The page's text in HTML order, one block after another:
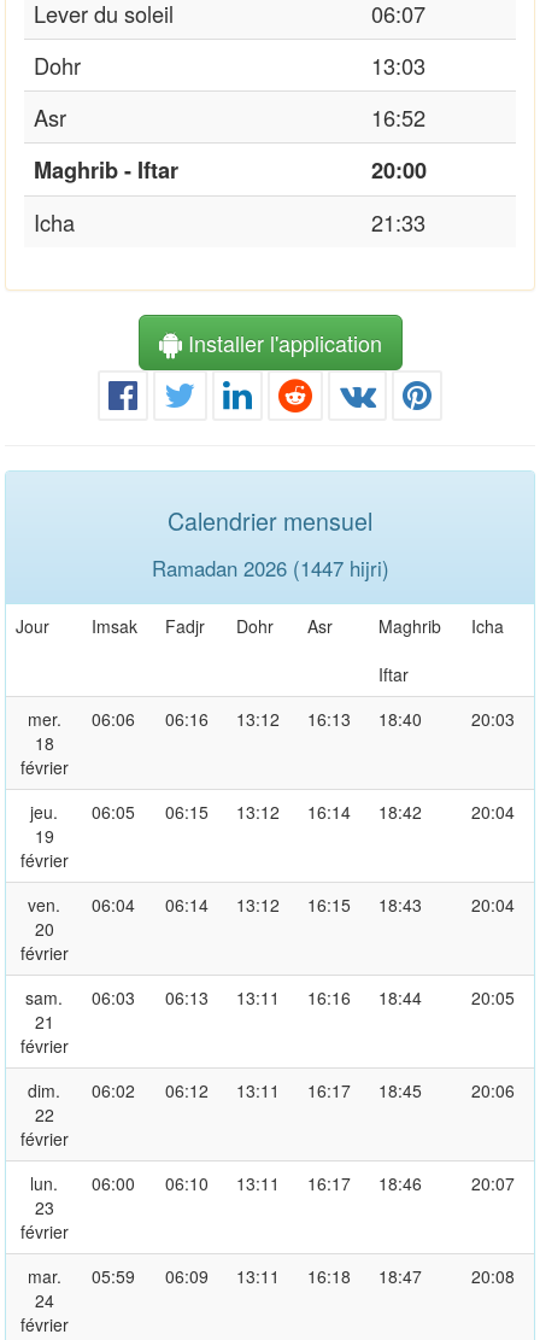
Lever du soleil
06:07
Dohr
13:03
Asr
16:52
Maghrib - Iftar
20:00
Icha
21:33
Installer l'application
Calendrier mensuel
Ramadan 2026 (1447 hijri)
Jour Imsak Fadjr Dohr Asr
Maghrib
Iftar
Icha
mer.
18
février
06:06 06:16 13:12 16:13 18:40 20:03
jeu.
19
février
06:05 06:15 13:12 16:14 18:42 20:04
ven.
20
février
06:04 06:14 13:12 16:15 18:43 20:04
sam.
21
février
06:03 06:13 13:11 16:16 18:44 20:05
dim.
22
février
06:02 06:12 13:11 16:17 18:45 20:06
lun.
23
février
06:00 06:10 13:11 16:17 18:46 20:07
mar.
24
février
05:59 06:09 13:11 16:18 18:47 20:08